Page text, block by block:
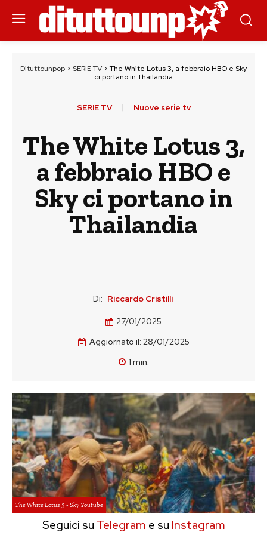
Dituttounpop > SERIE TV > The White Lotus 3, a febbraio HBO e Sky
ci portano in Thailandia
SERIE TV Nuove serie tv
The White Lotus 3,
a febbraio HBO e
Sky ci portano in
Thailandia
Di: Riccardo Cristilli
27/01/2025
Aggiornato il: 28/01/2025
1 min.
The White Lotus 3 - Sky Youtube
Seguici su Telegram e su Instagram